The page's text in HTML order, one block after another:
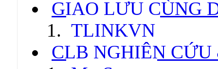
GIAO LƯU CÙNG
TLINKVN
CLB NGHIÊN